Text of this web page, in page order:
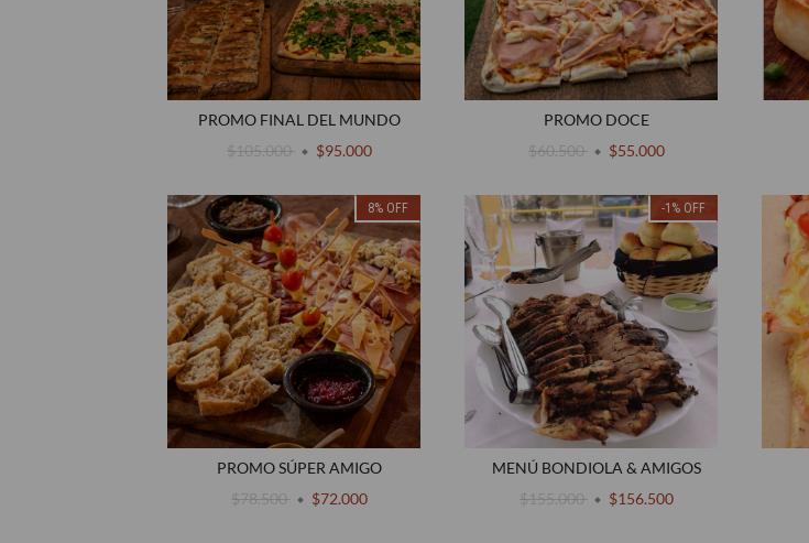
PROMO FINAL DEL MUNDO
$105.000
$95.000
PROMO DOCE
$60.500
$55.000
8% OFF
PROMO SÚPER AMIGO
$78.500
$72.000
-1 % OFF
MENÚ BONDIOLA & AMIGOS
$155.000
$156.500